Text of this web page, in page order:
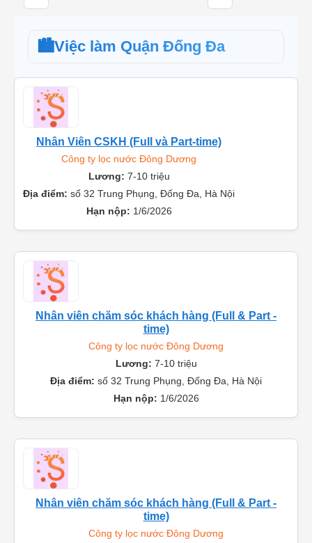
🏙️Việc làm Quận Đống Đa
Nhân Viên CSKH (Full và Part-time)
Công ty lọc nước Đông Dương
Lương: 7-10 triệu
số 32 Trung Phụng, Đống Đa, Hà Nội
Hạn nộp:1/6/2026
Nhân viên chăm sóc khách hàng (Full & Part -
time)
Công ty lọc nước Đông Dương
Lương: 7-10 triệu
số 32 Trung Phụng, Đống Đa, Hà Nội
Hạn nộp:1/6/2026
Nhân viên chăm sóc khách hàng (Full & Part -
time)